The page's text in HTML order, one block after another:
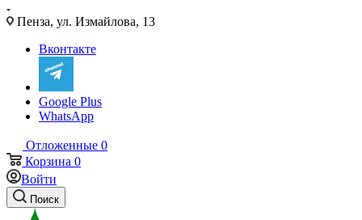
Пенза, ул. Измайлова, 13
Вконтакте
Google Plus
WhatsApp
Отложенные 0
Корзина 0
Войти
Поиск